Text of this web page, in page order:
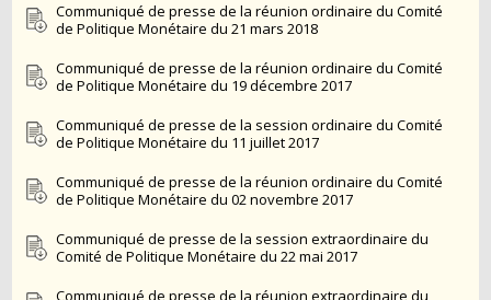
Communiqué de presse de la réunion ordinaire du Comité
de Politique Monétaire du 21 mars 2018
Communiqué de presse de la réunion ordinaire du Comité
de Politique Monétaire du 19 décembre 2017
Communiqué de presse de la session ordinaire du Comité
de Politique Monétaire du 11 juillet 2017
Communiqué de presse de la réunion ordinaire du Comité
de Politique Monétaire du 02 novembre 2017
Communiqué de presse de la session extraordinaire du
Comité de Politique Monétaire du 22 mai 2017
Communiqué de presse de la réunion extraordinaire du